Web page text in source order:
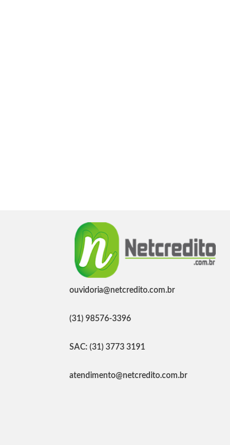
ouvidoria@netcredito.com.br
(31) 98576-3396
SAC: (31) 3773 3191
atendimento@netcredito.com.br